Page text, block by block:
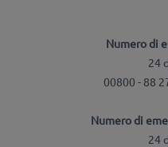
Numero di
24
00800 - 88
Numero di
24